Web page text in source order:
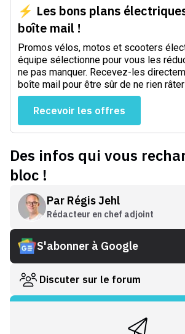
⚡ Les bons plans
boîte mail !
Promos vélos, motos et scooters
équipe sélectionne pour vous les
ne pas manquer. Recevez-les
boîte mail pour être sûr de ne rien
Recevoir les offres
Des infos qui vous
bloc !
Par Régis Jehl
Rédacteur en chef adjoint
S'abonner à Google
Discuter sur le forum